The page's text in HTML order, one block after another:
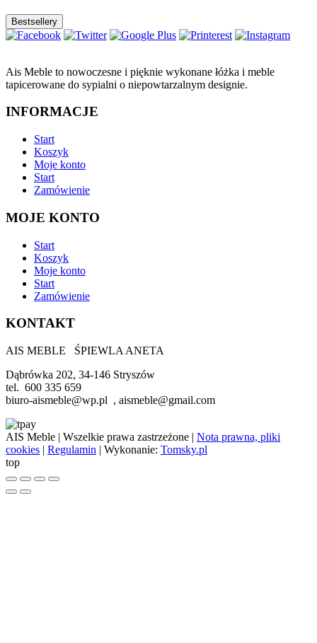
Bestsellery
Ais Meble to nowoczesne i pięknie wykonane łóżka i meble
tapicerowane do sypialni o niepowtarzalnym designie.
INFORMACJE
Start
Koszyk
Moje konto
Start
Zamówienie
MOJE KONTO
Start
Koszyk
Moje konto
Start
Zamówienie
KONTAKT
AIS MEBLE ŚPIEWLA ANETA
Dąbrówka 202, 34-146 Stryszów
tel. 600 335 659
biuro-aismeble@wp.pl , aismeble@gmail.com
AIS Meble | Wszelkie prawa zastrzeżone | Nota prawna, pliki
cookies | Regulamin | Wykonanie: Tomsky.pl
top